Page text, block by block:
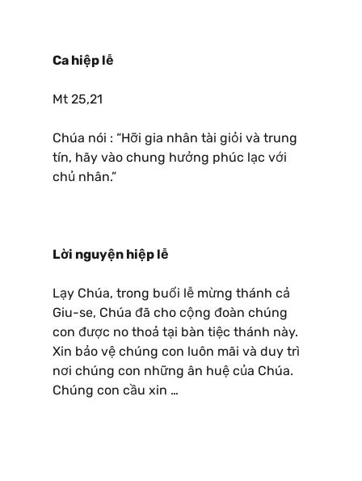
Ca hiệp lễ
Mt 25,21
Chúa nói : “Hỡi gia nhân tài giỏi và trung
tín, hãy vào chung hưởng phúc lạc với
chủ nhân.”
Lời nguyện hiệp lễ
Lạy Chúa, trong buổi lễ mừng thánh cả
Giu-se, Chúa đã cho cộng đoàn chúng
con được no thoả tại bàn tiệc thánh này.
Xin bảo vệ chúng con luôn mãi và duy trì
nơi chúng con những ân huệ của Chúa.
Chúng con cầu xin …